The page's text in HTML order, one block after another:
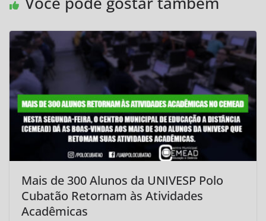
Mais de 300 Alunos da UNIVESP Polo
Cubatão Retornam às Atividades
Acadêmicas